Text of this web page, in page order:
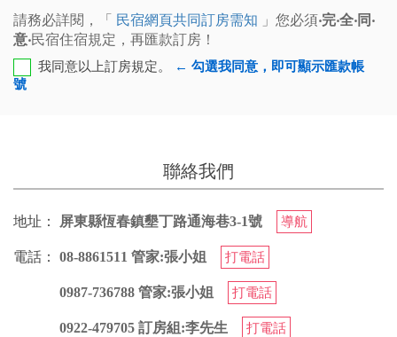
請務必詳閱，「 民宿網頁共同訂房需知 」您必須‧完‧全‧同‧
意‧民宿住宿規定，再匯款訂房！
我同意以上訂房規定。
← 勾選我同意，即可顯示匯款帳
號
您也可以利用這幾個常用的網路ATM匯款： [郵局ATM]、
[ 彰銀ATM ]、 [一銀ATM]
(以上三個銀行網路ATM只是方便網友直接連結，並不代
表民宿有提供該銀行匯款帳號喔。) 匯入任何款項後，請記
聯絡我們
地址： 屏東縣恆春鎮墾丁路通海巷3-1號 導航
電話： 08-8861511 管家:張小姐 打電話
0987-736788 管家:張小姐 打電話
0922-479705 訂房組:李先生 打電話